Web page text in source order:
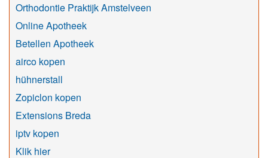
Orthodontie Praktijk Amstelveen
Online Apotheek
Betellen Apotheek
airco kopen
hühnerstall
Zopiclon kopen
Extensions Breda
iptv kopen
Klik hier